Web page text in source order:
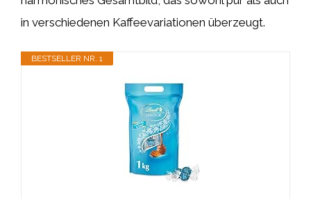
in verschiedenen Kaffeevariationen überzeugt.
BESTSELLER NR. 1